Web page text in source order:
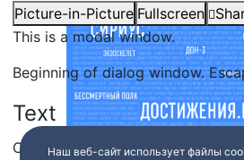
Picture-in-Picture Fullscreen
This is a modal window.
Beginning of dialog window.
Text
Color Transparency
Наш веб-сайт использует файлы